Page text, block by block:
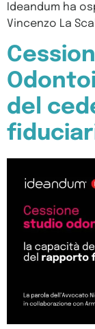
Ideandum ha
Vincenzo La
del